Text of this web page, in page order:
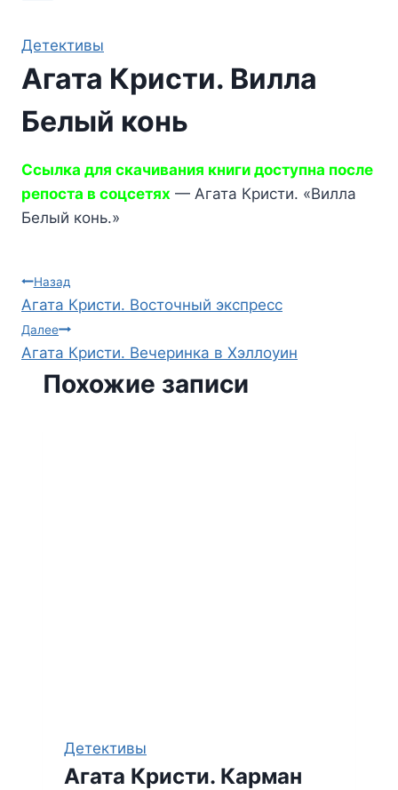
Детективы
Агата Кристи. Вилла
Белый конь
Ссылка для скачивания книги доступна после
репоста в соцсетях — Агата Кристи. «Вилла
Белый конь.»
Навигация
по
записям
Назад
Агата Кристи. Восточный экспресс
Далее
Агата Кристи. Вечеринка в Хэллоуин
Похожие записи
Детективы
Агата Кристи. Карман